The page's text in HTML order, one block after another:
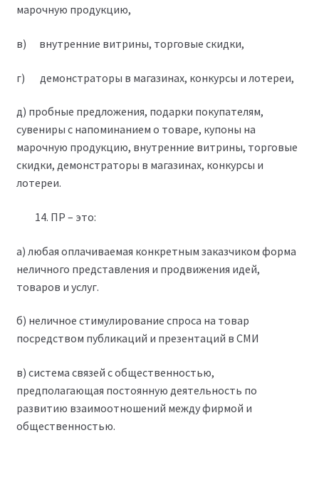
марочную продукцию,
в) внутренние витрины, торговые скидки,
г) демонстраторы в магазинах, конкурсы и лотереи,
д) пробные предложения, подарки покупателям,
сувениры с напоминанием о товаре, купоны на
марочную продукцию, внутренние витрины, торговые
скидки, демонстраторы в магазинах, конкурсы и
лотереи.
ПР – это:
а) любая оплачиваемая конкретным заказчиком форма
неличного представления и продвижения идей,
товаров и услуг.
б) неличное стимулирование спроса на товар
посредством публикаций и презентаций в СМИ
в) система связей с общественностью,
предполагающая постоянную деятельность по
развитию взаимоотношений между фирмой и
общественностью.